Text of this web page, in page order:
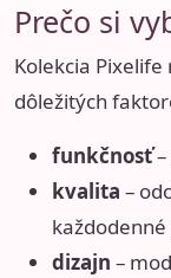
Prečo si
Kolekcia
dôležitých
funkčnosť–
kvalita –
dizajn –